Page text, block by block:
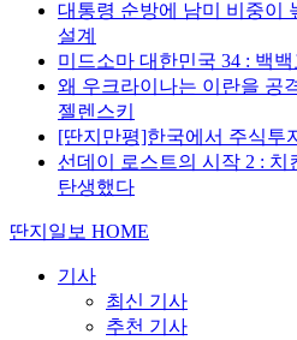
대통령 순방에 남미 비중이
설계
미드소마 대한민국 34 : 백
왜 우크라이나는 이란을 공
젤렌스키
[딴지만평]한국에서 주식투
선데이 로스트의 시작 2 :
탄생했다
딴지일보 HOME
기사
최신 기사
추천 기사